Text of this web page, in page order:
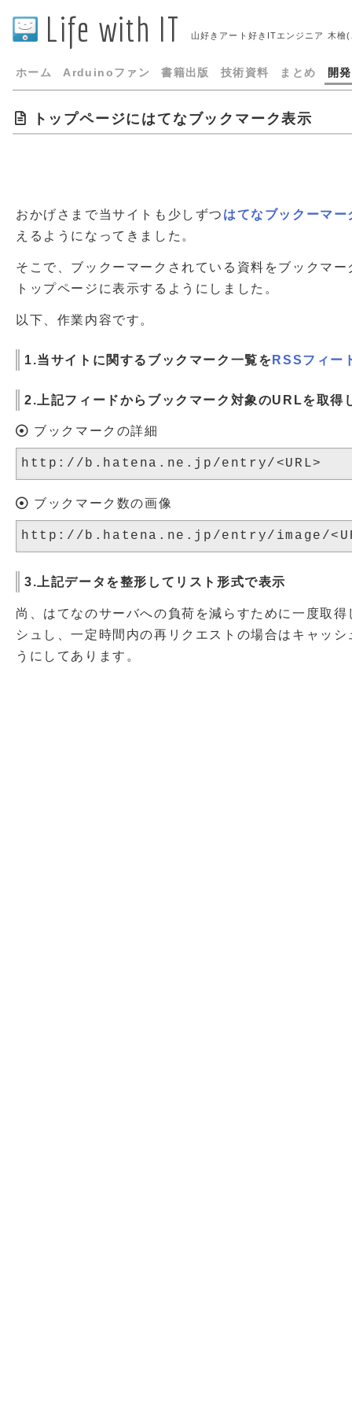
Life with IT 山好きアート好きITエンジニア 木檜
ホーム Arduinoファン 書籍出版 技術資料 まとめ 開
トップページにはてなブックマーク表示
おかげさまで当サイトも少しずつ はてなブックーマー
えるようになってきました。
そこで、ブックーマークされている資料をブックマ
トップページに表示するようにしました。
以下、作業内容です。
1.当サイトに関するブックマーク一覧を RSSフィー
2.上記フィードからブックマーク対象のURLを取得
ブックマークの詳細
ブックマーク数の画像
3.上記データを整形してリスト形式で表示
尚、はてなのサーバへの負荷を減らすために一度取
シュし、一定時間内の再リクエストの場合はキャッ
うにしてあります。